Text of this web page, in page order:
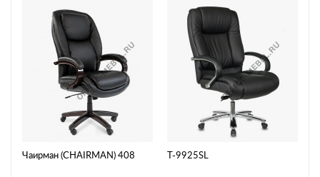
Чаирман (CHAIRMAN) 408 T-9925SL